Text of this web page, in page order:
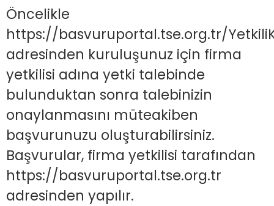
Öncelikle
https://basvuruportal.tse.org.tr/
adresinden kuruluşunuz için firma
yetkilisi adına yetki talebinde
bulunduktan sonra talebinizin
onaylanmasını müteakiben
başvurunuzu oluşturabilirsiniz.
Başvurular, firma yetkilisi tarafından
https://basvuruportal.tse.org.tr
adresinden yapılır.